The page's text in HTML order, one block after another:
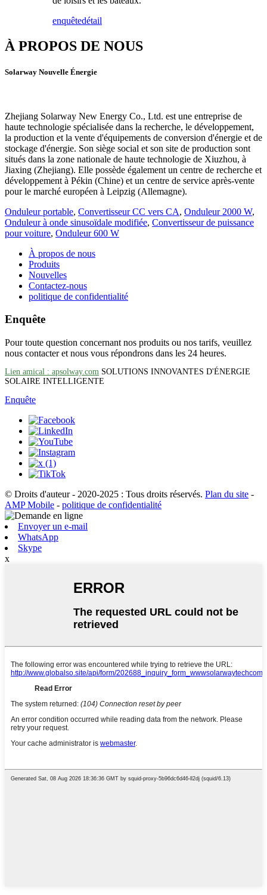
enquêtedétail
À PROPOS DE NOUS
Solarway Nouvelle Énergie
Zhejiang Solarway New Energy Co., Ltd. est une entreprise de
haute technologie spécialisée dans la recherche, le développement,
la production et la vente d'équipements de conversion d'énergie et de
stockage d'énergie. Son siège social et son site de production sont
situés dans la zone nationale de haute technologie de Xiuzhou, à
Jiaxing (Zhejiang). Elle possède également un centre de recherche et
développement à Pékin (Chine) et un centre de service après-vente
pour le marché européen à Leipzig (Allemagne).
Onduleur portable, Convertisseur CC vers CA, Onduleur 2000 W,
Onduleur à onde sinusoïdale modifiée, Convertisseur de puissance
pour voiture, Onduleur 600 W
À propos de nous
Produits
Nouvelles
Contactez-nous
politique de confidentialité
Enquête
Pour toute question concernant nos produits ou nos tarifs, veuillez
nous contacter et nous vous répondrons dans les 24 heures.
Lien amical : apsolway.com SOLUTIONS INNOVANTES D'ÉNERGIE
SOLAIRE INTELLIGENTE
Enquête
© Droits d'auteur - 2020-2025 : Tous droits réservés. Plan du site -
AMP Mobile - politique de confidentialité
Envoyer un e-mail
WhatsApp
Skype
x